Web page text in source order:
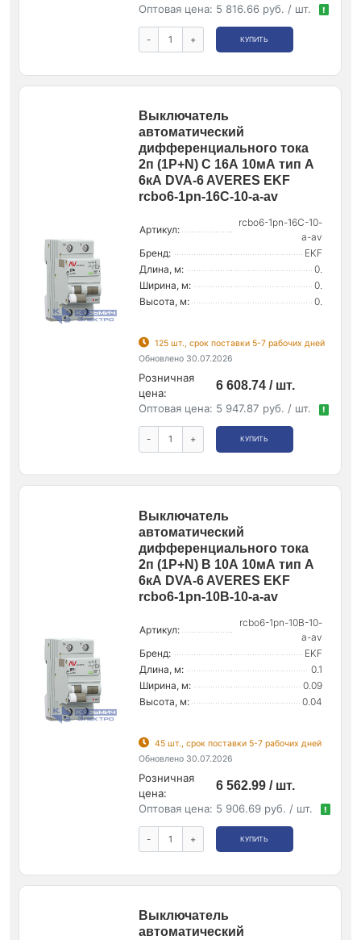
Оптовая цена: 5 816.66 руб. / шт. !
- + КУПИТЬ
Выключатель
автоматический
дифференциального тока
2п (1P+N) C 16А 10мА тип A
6кА DVA-6 AVERES EKF
rcbo6-1pn-16C-10-a-av
Артикул:
rcbo6-1pn-16C-10-
a-av
Бренд:
EKF
Длина, м:
0.
Ширина, м:
0.
Высота, м:
0.
125 шт., срок поставки 5-7 рабочих дней
Обновлено 30.07.2026
Розничная
цена:
6 608.74 / шт.
Оптовая цена: 5 947.87 руб. / шт. !
- + КУПИТЬ
Выключатель
автоматический
дифференциального тока
2п (1P+N) B 10А 10мА тип A
6кА DVA-6 AVERES EKF
rcbo6-1pn-10B-10-a-av
Артикул:
rcbo6-1pn-10B-10-
a-av
Бренд:
EKF
Длина, м:
0.1
Ширина, м:
0.09
Высота, м:
0.04
45 шт., срок поставки 5-7 рабочих дней
Обновлено 30.07.2026
Розничная
цена:
6 562.99 / шт.
Оптовая цена: 5 906.69 руб. / шт. !
- + КУПИТЬ
Выключатель
автоматический